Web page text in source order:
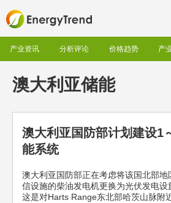
产业资讯 分析评论 价格趋势 产
澳大利亚储能
澳大利亚国防部计划建设1
能系统
澳大利亚国防部正在考虑将该国北部地
信设施的柴油发电机更换为光伏发电设
这是对Harts Range东北部哈茨山脉附